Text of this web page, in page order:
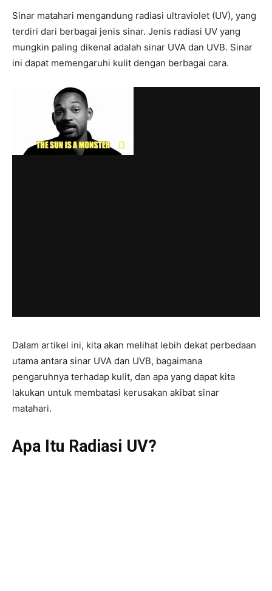
Sinar matahari mengandung radiasi ultraviolet (UV), yang
terdiri dari berbagai jenis sinar. Jenis radiasi UV yang
mungkin paling dikenal adalah sinar UVA dan UVB. Sinar
ini dapat memengaruhi kulit dengan berbagai cara.
Dalam artikel ini, kita akan melihat lebih dekat perbedaan
utama antara sinar UVA dan UVB, bagaimana
pengaruhnya terhadap kulit, dan apa yang dapat kita
lakukan untuk membatasi kerusakan akibat sinar
matahari.
Apa Itu Radiasi UV?